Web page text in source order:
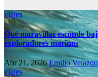
viajes
Qué maravillas esconde
exploradores marinos
Abr 21, 2026Emilio
viajes